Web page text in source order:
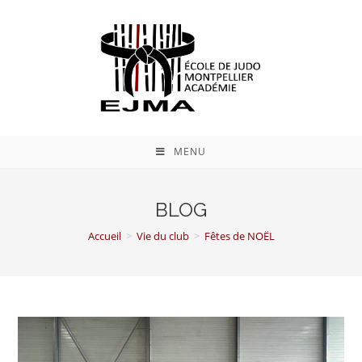
MENU
BLOG
Accueil > Vie du club > Fêtes de NOËL